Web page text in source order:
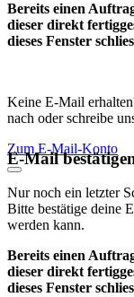
Bereits einen
dieser direkt
dieses Fenster
Keine E-Mail
nach oder schreibe
Zum E-Mail-Konto
E-Mail
Nur noch ein letzter
Bitte bestätige deine
werden kann.
Bereits einen
dieser direkt
dieses Fenster